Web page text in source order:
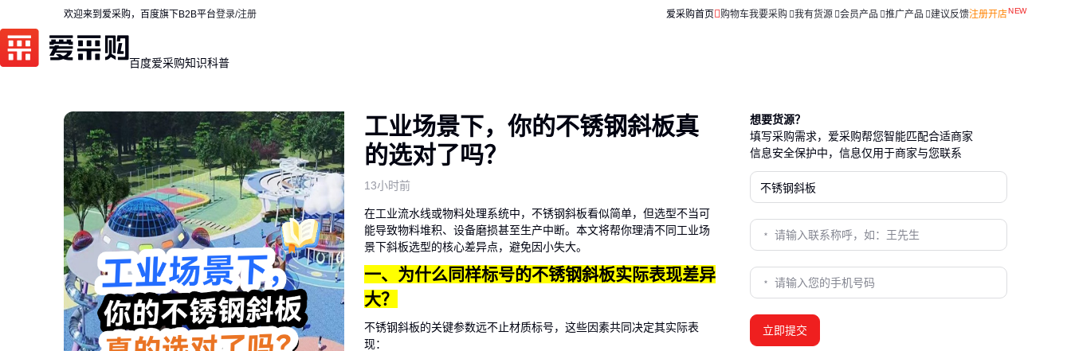
欢迎来到爱采购，百度旗下B2B平台登录/注册 爱采购首页 购物车我要采购 我有货源 会员产品 推广产品 建议反馈注册开店
百度爱采购知识科普
工业场景下，你的不锈钢斜板真
的选对了吗？
13小时前
在工业流水线或物料处理系统中，不锈钢斜板看似简单，但选型不当可
能导致物料堆积、设备磨损甚至生产中断。本文将帮你理清不同工业场
景下斜板选型的核心差异点，避免因小失大。
一、为什么同样标号的不锈钢斜板实际表现差异
大？
不锈钢斜板的关键参数远不止材质标号，这些因素共同决定其实际表
现：
想要货源？
填写采购需求，爱采购帮您智能匹配合适商家
信息安全保护中，信息仅用于商家与您联系
立即提交